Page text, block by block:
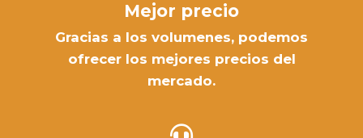
Mejor precio
Gracias a los volumenes, podemos
ofrecer los mejores precios del
mercado.